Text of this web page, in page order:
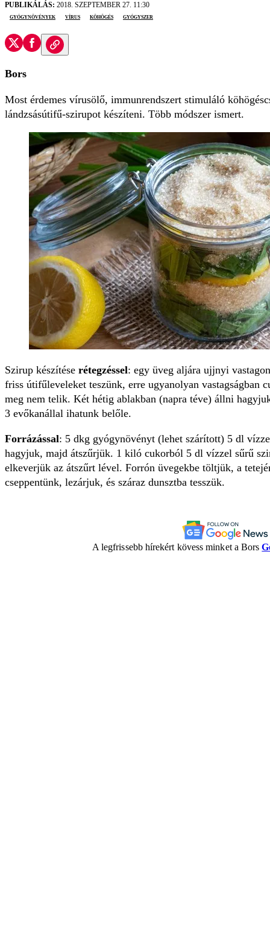
PUBLIKÁLÁS: 2018. SZEPTEMBER 27. 11:30
gyógynövények
vírus köhögés gyógyszer
Bors
Most érdemes vírusölő, immunrendszert stimuláló
lándzsásútifű-szirupot készíteni. Több módszer ismert.
Szirup készítése rétegzéssel: egy üveg aljára ujjnyi
friss útifűleveleket te­szünk, erre ugyanolyan vastagságban
meg nem telik. Két hétig ablakban (napra téve) állni
3 evőkanállal ihatunk belőle.
Forrázással: 5 dkg gyógy­növényt (lehet szárított) 5 dl
hagyjuk, majd átszűrjük. 1 kiló cu­korból 5 dl vízzel sűrű
elkeverjük az átszűrt lével. Forrón üvegekbe töltjük, a
cseppentünk, lezárjuk, és száraz dunsztba tesszük.
A legfrissebb hírekért kövess minket a Bors